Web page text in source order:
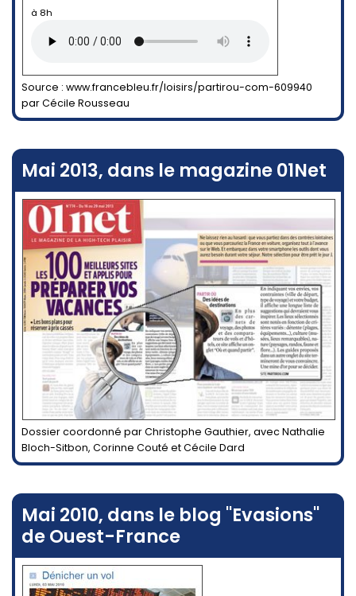
à 8h
Source : www.francebleu.fr/loisirs/partirou-com-609940
par Cécile Rousseau
Mai 2013, dans le magazine 01Net
Dossier coordonné par Christophe Gauthier, avec Nathalie
Bloch-Sitbon, Corinne Couté et Cécile Dard
Mai 2010, dans le blog "Evasions"
de Ouest-France